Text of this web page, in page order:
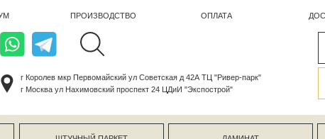
ПРОИЗВОДСТВО
ул Нахимовский проспект 24 ЦДиИ "Экспострой"
ШТУЧНЫЙ ПАРКЕТ ЛАМИНАТ